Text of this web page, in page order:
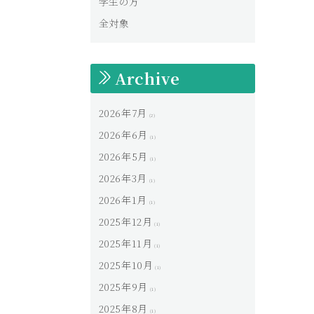
全対象
Archive
2026年7月 (2)
2026年6月 (1)
2026年5月 (1)
2026年3月 (1)
2026年1月 (1)
2025年12月 (1)
2025年11月 (1)
2025年10月 (1)
2025年9月 (1)
2025年8月 (1)